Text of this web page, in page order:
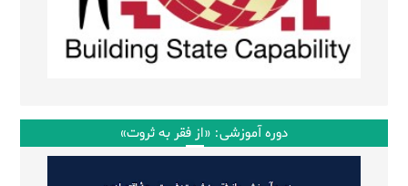
دوره آموزشی: «از فقر به ثروت»